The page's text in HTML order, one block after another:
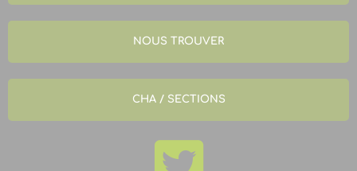
NOUS TROUVER
CHA / SECTIONS